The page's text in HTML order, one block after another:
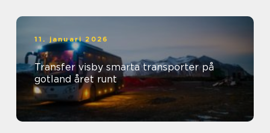
11. januari 2026
Transfer visby smarta transporter på
gotland året runt